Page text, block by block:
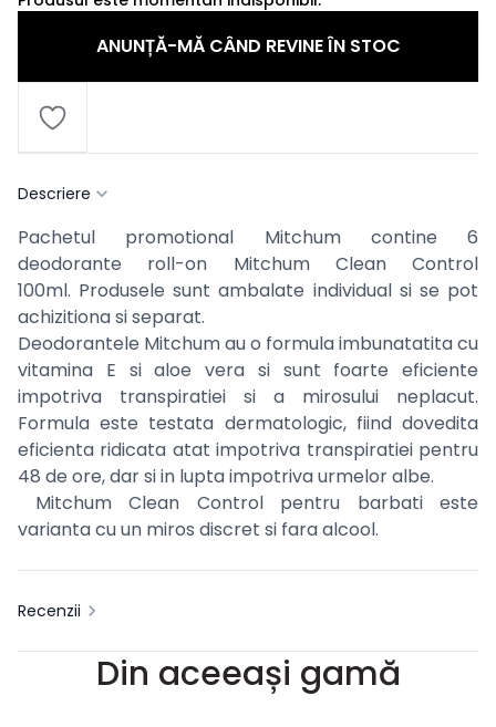
ANUNȚĂ-MĂ CÂND REVINE ÎN STOC
Descriere
Pachetul promotional Mitchum contine 6
deodorante roll-on Mitchum Clean Control
100ml. Produsele sunt ambalate individual si se pot
achizitiona si separat.
Deodorantele Mitchum au o formula imbunatatita cu
vitamina E si aloe vera si sunt foarte eficiente
impotriva transpiratiei si a mirosului neplacut.
Formula este testata dermatologic, fiind dovedita
eficienta ridicata atat impotriva transpiratiei pentru
48 de ore, dar si in lupta impotriva urmelor albe.
Mitchum Clean Control pentru barbati este
varianta cu un miros discret si fara alcool.
Recenzii
Din aceeași gamă